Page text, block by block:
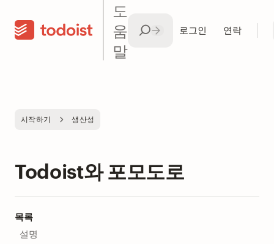
도
움
말
로그인 연락
시작하기 생산성
Todoist와 포모도로
목록
설명